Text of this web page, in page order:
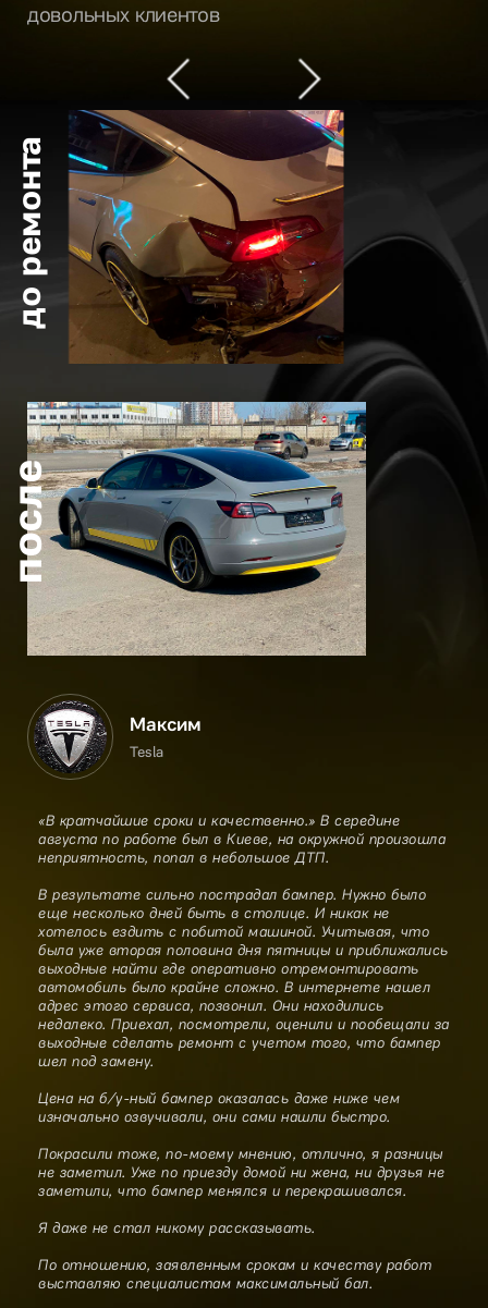
довольных клиентов
до ремонта
после
Максим
Tesla
«В кратчайшие сроки и качественно.» В середине
августа по работе был в Киеве, на окружной произошла
неприятность, попал в небольшое ДТП.
В результате сильно пострадал бампер. Нужно было
еще несколько дней быть в столице. И никак не
хотелось ездить с побитой машиной. Учитывая, что
была уже вторая половина дня пятницы и приближались
выходные найти где оперативно отремонтировать
автомобиль было крайне сложно. В интернете нашел
адрес этого сервиса, позвонил. Они находились
недалеко. Приехал, посмотрели, оценили и пообещали за
выходные сделать ремонт с учетом того, что бампер
шел под замену.
Цена на б/у-ный бампер оказалась даже ниже чем
изначально озвучивали, они сами нашли быстро.
Покрасили тоже, по-моему мнению, отлично, я разницы
не заметил. Уже по приезду домой ни жена, ни друзья не
заметили, что бампер менялся и перекрашивался.
Я даже не стал никому рассказывать.
По отношению, заявленным срокам и качеству работ
выставляю специалистам максимальный бал.